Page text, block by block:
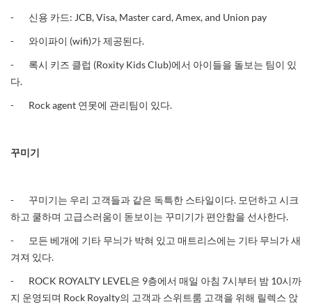
- 신용 카드: JCB, Visa, Master card, Amex, and Union pay
- 와이파이 (wifi)가 제공된다.
- 록시 키즈 클럽 (Roxity Kids Club)에서 아이들을 돌보는 팀이 있
다.
- Rock agent 연못에 관리팀이 있다.
꾸미기
- 꾸미기는 우리 고객들과 같은 독특한 스타일이다. 모던하고 시크
하고 쿨하며 고급스러움이 돋보이는 꾸미기가 편안함을 선사한다.
- 모든 베개에 기타 무늬가 박혀 있고 매트리스에는 기타 무늬가 새
겨져 있다.
- ROCK ROYALTY LEVEL은 9층에서 매일 아침 7시부터 밤 10시까
지 운영되며 Rock Royalty의 고객과 스위트룸 고객을 위해 릴렉스 앉